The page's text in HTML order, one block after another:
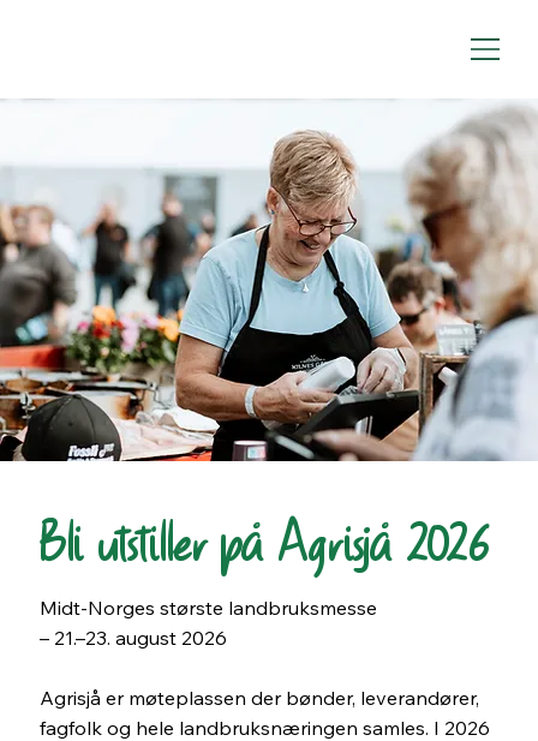
Bli utstiller på Agrisjå 2026
Midt-Norges største landbruksmesse
– 21.–23. august 2026
Agrisjå er møteplassen der bønder, leverandører,
fagfolk og hele landbruksnæringen samles. I 2026